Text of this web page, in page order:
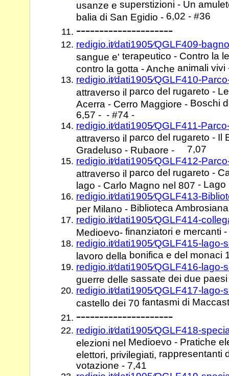
usanze e superstizioni - Un
balia di San Egidio - 6,02 - #36
---------------------
redigio.it⁄dati1905⁄QGLF409-
sangue e' terapeutico - Contro la
contro la gotta - Anche animali vivi
redigio.it⁄dati1905⁄QGLF410-
attraverso il parco del rugareto -
Acerra - Cerro Maggiore - Boschi
6,57 - - #74 -
redigio.it⁄dati1905⁄QGLF411-
attraverso il parco del rugareto - Il
Gradeluso - Rubaore - 7,07
redigio.it⁄dati1905⁄QGLF412-
attraverso il parco del rugareto -
lago - Carlo Magno nel 807 - Lago
redigio.it⁄dati1905⁄QGLF413-
per Milano - Biblioteca
redigio.it⁄dati1905⁄QGLF414-
Medioevo- finanziatori e mercanti
redigio.it⁄dati1905⁄QGLF415-
lavoro della bonifica e del monaci
redigio.it⁄dati1905⁄QGLF416-
guerre delle sassate dei due
redigio.it⁄dati1905⁄QGLF417-
castello dei 70 fantasmi di
---------------------
redigio.it⁄dati1905⁄QGLF418-
elezioni nel Medioevo - Pratiche
elettori, privilegiati, rappresentanti
votazione - 7,41